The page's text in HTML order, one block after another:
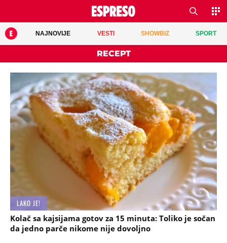
NAJNOVIJE VESTI SHOWBIZ SPORT
RECEPT
LAKO JE!
Kolač sa kajsijama gotov za 15 minuta: Toliko je sočan
da jedno parče nikome nije dovoljno